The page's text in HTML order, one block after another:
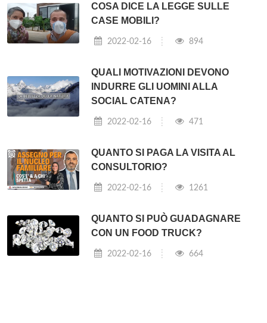
COSA DICE LA LEGGE SULLE
CASE MOBILI?
2022-02-16 894
QUALI MOTIVAZIONI DEVONO
INDURRE GLI UOMINI ALLA
SOCIAL CATENA?
2022-02-16 471
QUANTO SI PAGA LA VISITA AL
CONSULTORIO?
2022-02-16 1261
QUANTO SI PUÒ GUADAGNARE
CON UN FOOD TRUCK?
2022-02-16 664